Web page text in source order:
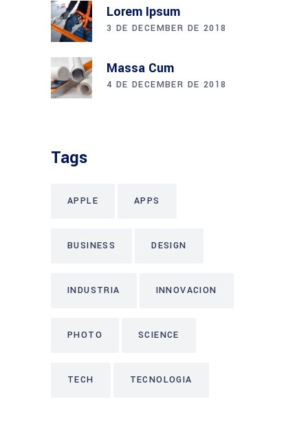
Lorem Ipsum
3 DE DECEMBER DE 2018
Massa Cum
4 DE DECEMBER DE 2018
Tags
APPLE APPS
BUSINESS DESIGN
INDUSTRIA INNOVACION
PHOTO SCIENCE
TECH TECNOLOGIA